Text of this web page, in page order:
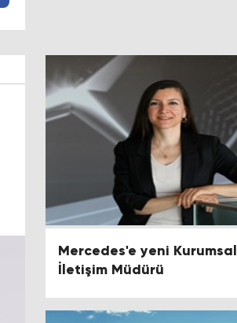
Mercedes'e yeni Kurumsal
İletişim Müdürü